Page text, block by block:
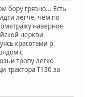
бору грязно... Есть
легче, чем по
наверное
церкви
красотами р.
с
тропу легко
трактора Т130 за